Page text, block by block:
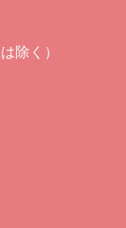
除く）